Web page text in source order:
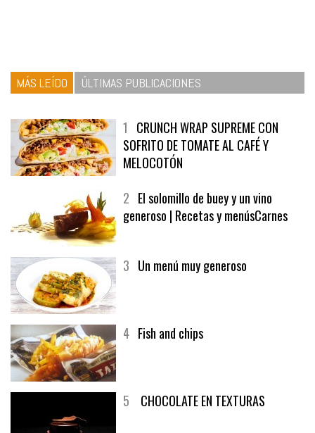
1CRUNCH WRAP SUPREME CON
SOFRITO DE TOMATE AL CAFÉ Y
MELOCOTÓN
2El solomillo de buey y un vino